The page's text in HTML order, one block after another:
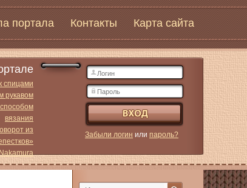
портала Контакты Карта сайта
спицами
рукавом
вязания
из
Забыли логин или пароль?